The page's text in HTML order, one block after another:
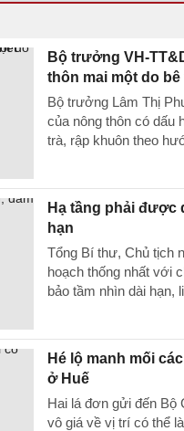
Bộ trưởng VH-
thôn mai một do
Bộ trưởng Lâm Thị
của nông thôn có dấu
trà, rập khuôn theo
Hạ tầng phải được
hạn
Tổng Bí thư, Chủ tịch
hoạch thống nhất với
bảo tầm nhìn dài hạn,
Hé lộ manh mối
ở Huế
Hai lá đơn gửi đến Bộ
vô giá về vị trí có thể